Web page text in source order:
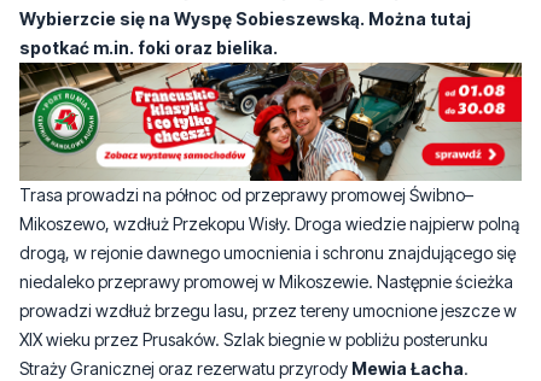
Trasa prowadzi na północ od przeprawy promowej Świbno–
Mikoszewo, wzdłuż Przekopu Wisły. Droga wiedzie najpierw polną
drogą, w rejonie dawnego umocnienia i schronu znajdującego się
niedaleko przeprawy promowej w Mikoszewie. Następnie ścieżka
prowadzi wzdłuż brzegu lasu, przez tereny umocnione jeszcze w
XIX wieku przez Prusaków. Szlak biegnie w pobliżu posterunku
Straży Granicznej oraz rezerwatu przyrodyMewia Łacha.
Na końcu trasy znajduje się punkt widokowy. Warty wyposażyć się
w lornetkę, aby z daleka nie zgadywać co dany kształt